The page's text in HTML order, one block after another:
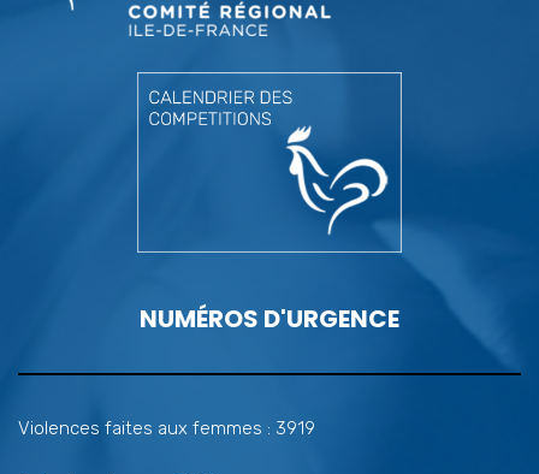
NUMÉROS D'URGENCE
Violences faites aux femmes : 3919